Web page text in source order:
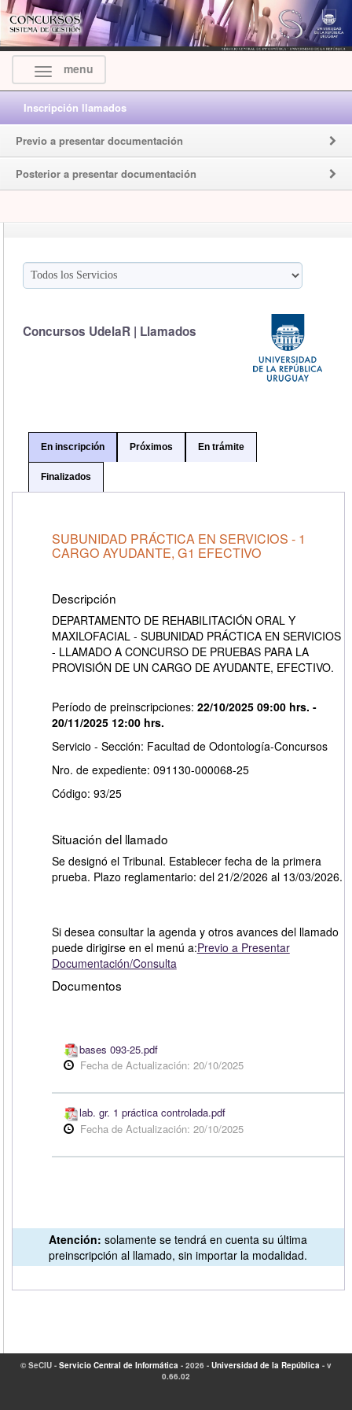
menu
Inscripción llamados
Previo a presentar documentación
Posterior a presentar documentación
Concursos UdelaR | Llamados
En inscripción Próximos En trámite
Finalizados
SUBUNIDAD PRÁCTICA EN SERVICIOS - 1
CARGO AYUDANTE, G1 EFECTIVO
Descripción
DEPARTAMENTO DE REHABILITACIÓN ORAL Y
MAXILOFACIAL - SUBUNIDAD PRÁCTICA EN SERVICIOS
- LLAMADO A CONCURSO DE PRUEBAS PARA LA
PROVISIÓN DE UN CARGO DE AYUDANTE, EFECTIVO.
Período de preinscripciones: 22/10/2025 09:00 hrs. -
20/11/2025 12:00 hrs.
Servicio - Sección: Facultad de Odontología-Concursos
Nro. de expediente: 091130-000068-25
Código: 93/25
Situación del llamado
Se designó el Tribunal. Establecer fecha de la primera
prueba. Plazo reglamentario: del 21/2/2026 al 13/03/2026.
Si desea consultar la agenda y otros avances del llamado
puede dirigirse en el menú a:Previo a Presentar
Documentación/Consulta
Documentos
bases 093-25.pdf
Fecha de Actualización: 20/10/2025
lab. gr. 1 práctica controlada.pdf
Fecha de Actualización: 20/10/2025
Atención: solamente se tendrá en cuenta su última
preinscripción al llamado, sin importar la modalidad.
© SeCIU- Servicio Central de Informática - 2026 - Universidad de la República - v
0.66.02